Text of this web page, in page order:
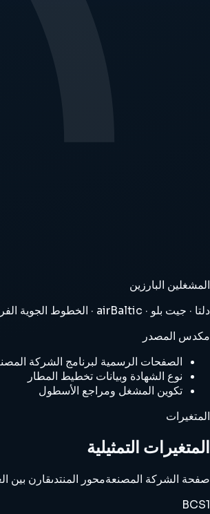
المشغلين البارزين
دلتا · جيت بلو · airBaltic · الخطوط الجوية الفرنسية
مكدس المصدر
الصفحات الرسمية لبرنامج الشركة
نوع الشهادة وبيانات تخطيط المطار
تكوين المشغل ومراجع الأسطول
المتغيرات
المتغيرات التمثيلية
صفحة الشركة المصنعةمحور المنتدىقارن بين
BCS1